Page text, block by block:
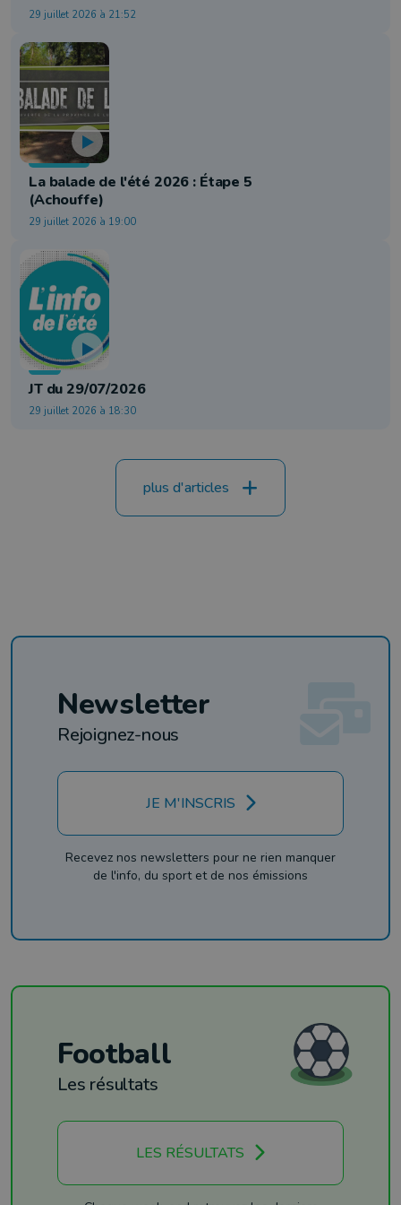
29 juillet 2026 à 21:52
Tourisme
La balade de l'été 2026 : Étape 5
(Achouffe)
29 juillet 2026 à 19:00
Info
JT du 29/07/2026
29 juillet 2026 à 18:30
plus d'articles
Newsletter
Rejoignez-nous
JE M'INSCRIS
Recevez nos newsletters pour ne rien manquer
de l'info, du sport et de nos émissions
Football
Les résultats
LES RÉSULTATS